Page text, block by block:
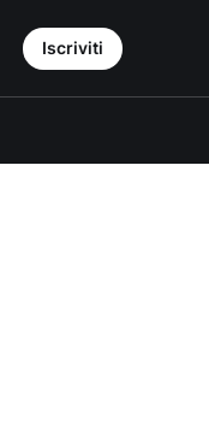
Iscriviti